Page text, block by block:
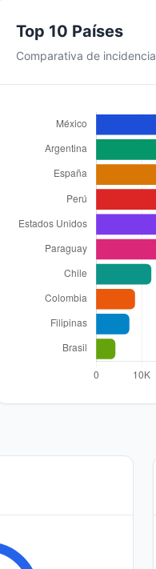
Top 10 Países
Comparativa de incidencia